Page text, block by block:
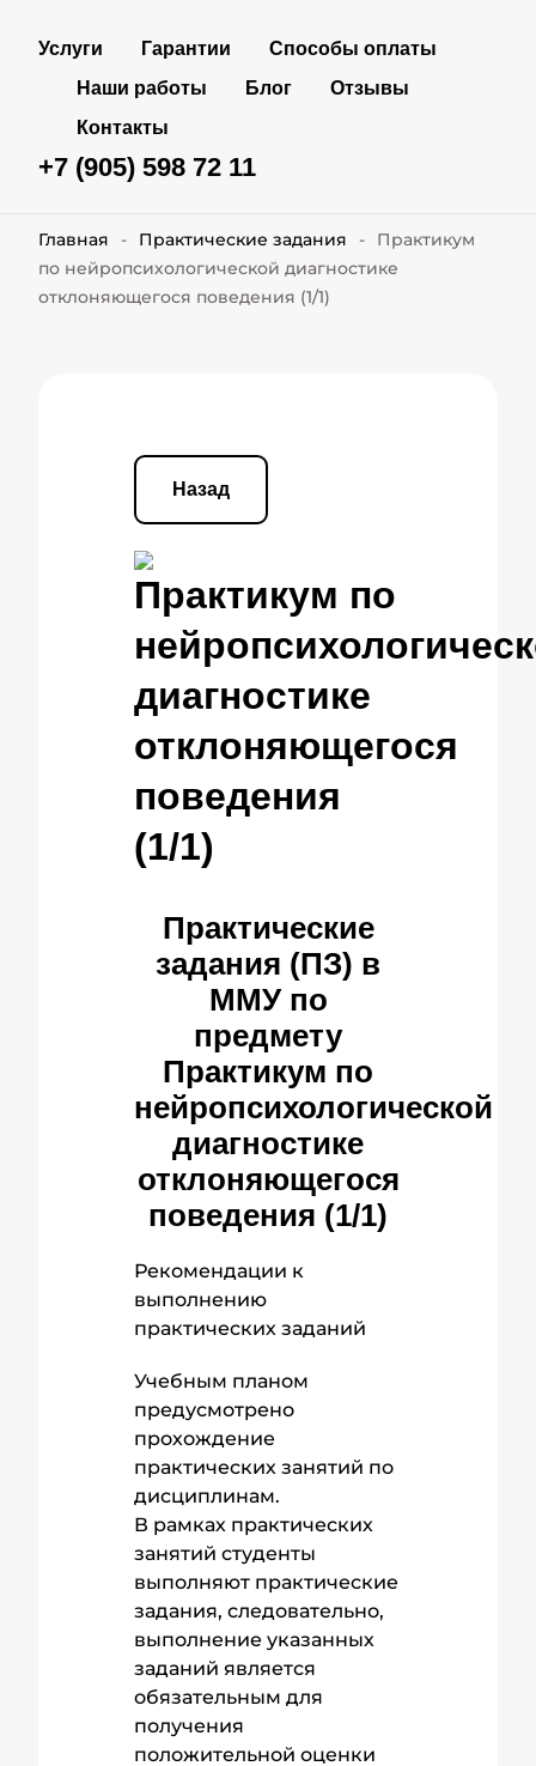
Услуги Гарантии
Способы оплаты
Наши работы
Блог
Отзывы
Контакты
+7 (905) 598 72 11
Главная - Практические задания -
Практикум
по нейропсихологической диагностике
отклоняющегося поведения (1/1)
Назад
Практикум по
диагностике
отклоняющегося
поведения
(1/1)
Практические
задания (ПЗ) в
ММУ по
предмету
Практикум по
нейропсихологической
диагностике
отклоняющегося
поведения (1/1)
Рекомендации к
выполнению
практических заданий
Учебным планом
предусмотрено
прохождение
практических занятий по
дисциплинам.
В рамках практических
занятий студенты
выполняют практические
задания, следовательно,
выполнение указанных
заданий является
обязательным для
получения
положительной оценки